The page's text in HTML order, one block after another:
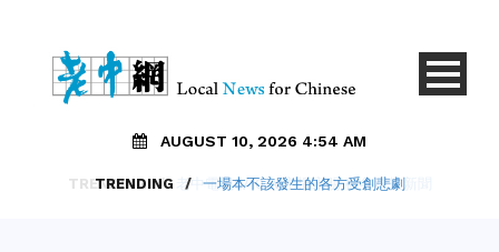
AUGUST 10, 2026 4:54 AM
TRENDING / 一場本不該發生的各方受創悲劇